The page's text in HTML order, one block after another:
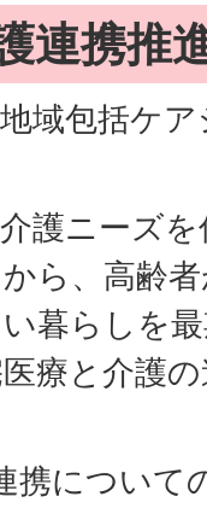
連携推
域包括ケ
護ニーズ
ら、高齢
暮らしを
療と介護
携について